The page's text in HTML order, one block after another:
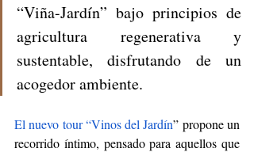
“Viña-Jardín” bajo principios de
agricultura regenerativa y
sustentable, disfrutando de un
acogedor ambiente.
El nuevo tour “Vinos del Jardín” propone un
recorrido íntimo, pensado para aquellos que